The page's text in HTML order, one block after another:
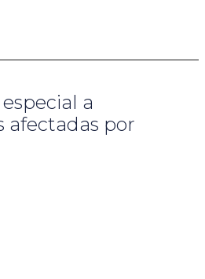
a
afectadas por